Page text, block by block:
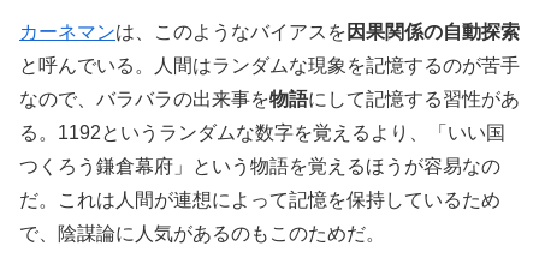
カーネマンは、このようなバイアスを 因果関係の自動探索
と呼んでいる。人間はランダムな現象を記憶するのが苦手
なので、バラバラの出来事を物語にして記憶する習性があ
る。1192というランダムな数字を覚えるより、「いい国
つくろう鎌倉幕府」という物語を覚えるほうが容易なの
だ。これは人間が連想によって記憶を保持しているため
で、陰謀論に人気があるのもこのためだ。